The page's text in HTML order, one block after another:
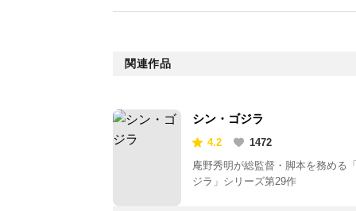
関連作品
シン・ゴジラ
4.2
1472
庵野秀明が総監督・脚本を務める
ジラ」シリーズ第29作